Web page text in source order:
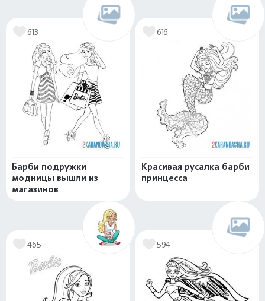
613
Барби подружки
модницы вышли из
магазинов
616
Красивая русалка барби
принцесса
465 594